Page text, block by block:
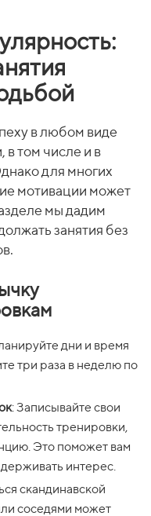
в любом виде
в том числе и в
для многих
мотивации может
мы дадим
занятия без
дни и время
три раза в неделю по
: Записывайте свои
тренировки,
Это поможет вам
интерес.
скандинавской
соседями может